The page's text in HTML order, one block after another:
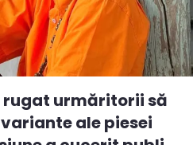
rugat urmăritorii să
ale piesei